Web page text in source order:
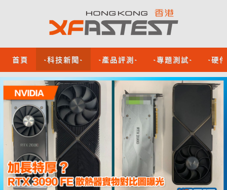
首頁 -科技新聞- -產品評測- -專題測試- -硬